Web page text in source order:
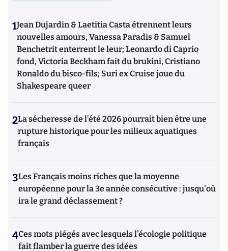
1Jean Dujardin & Laetitia Casta étrennent leurs
nouvelles amours, Vanessa Paradis & Samuel
Benchetrit enterrent le leur; Leonardo di Caprio
fond, Victoria Beckham fait du brukini, Cristiano
Ronaldo du bisco-fils; Suri ex Cruise joue du
Shakespeare queer
2La sécheresse de l’été 2026 pourrait bien être une
rupture historique pour les milieux aquatiques
français
3Les Français moins riches que la moyenne
européenne pour la 3e année consécutive : jusqu'où
ira le grand déclassement ?
4Ces mots piégés avec lesquels l’écologie politique
fait flamber la guerre des idées